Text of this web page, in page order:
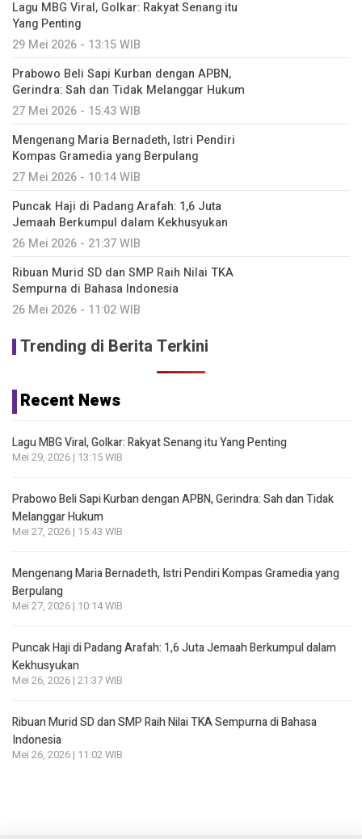
Lagu MBG Viral, Golkar: Rakyat Senang itu
Yang Penting
29 Mei 2026 - 13:15 WIB
Prabowo Beli Sapi Kurban dengan APBN,
Gerindra: Sah dan Tidak Melanggar Hukum
27 Mei 2026 - 15:43 WIB
Mengenang Maria Bernadeth, Istri Pendiri
Kompas Gramedia yang Berpulang
27 Mei 2026 - 10:14 WIB
Puncak Haji di Padang Arafah: 1,6 Juta
Jemaah Berkumpul dalam Kekhusyukan
26 Mei 2026 - 21:37 WIB
Ribuan Murid SD dan SMP Raih Nilai TKA
Sempurna di Bahasa Indonesia
26 Mei 2026 - 11:02 WIB
Trending di Berita Terkini
Recent News
Lagu MBG Viral, Golkar: Rakyat Senang itu Yang Penting
Mei 29, 2026 | 13:15 WIB
Prabowo Beli Sapi Kurban dengan APBN, Gerindra: Sah dan Tidak
Melanggar Hukum
Mei 27, 2026 | 15:43 WIB
Mengenang Maria Bernadeth, Istri Pendiri Kompas Gramedia yang
Berpulang
Mei 27, 2026 | 10:14 WIB
Puncak Haji di Padang Arafah: 1,6 Juta Jemaah Berkumpul dalam
Kekhusyukan
Mei 26, 2026 | 21:37 WIB
Ribuan Murid SD dan SMP Raih Nilai TKA Sempurna di Bahasa
Indonesia
Mei 26, 2026 | 11:02 WIB